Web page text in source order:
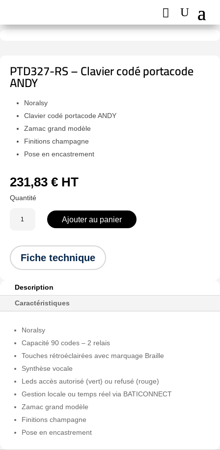
PTD327-RS – Clavier codé portacode
ANDY
Noralsy
Clavier codé portacode ANDY
Zamac grand modèle
Finitions champagne
Pose en encastrement
231,83 € HT
RS
Clavier
portacode
ANDY
Ajouter au panier
Fiche technique
Description
Caractéristiques
Noralsy
Capacité 90 codes – 2 relais
Touches rétroéclairées avec marquage Braille
Synthèse vocale
Leds accès autorisé (vert) ou refusé (rouge)
Gestion locale ou temps réel via BATICONNECT
Zamac grand modèle
Finitions champagne
Pose en encastrement